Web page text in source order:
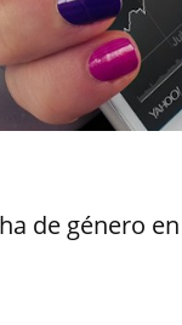
de género